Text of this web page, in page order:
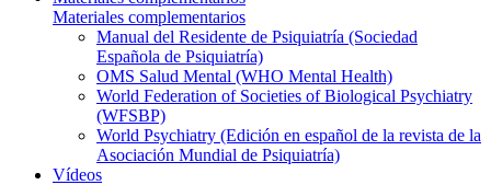
Materiales complementarios
Manual del Residente de Psiquiatría (Sociedad
Española de Psiquiatría)
OMS Salud Mental (WHO Mental Health)
World Federation of Societies of Biological Psychiatry
(WFSBP)
World Psychiatry (Edición en español de la revista de la
Asociación Mundial de Psiquiatría)
Vídeos